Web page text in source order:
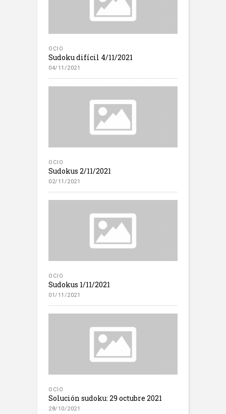
OCIO
Sudoku difícil 4/11/2021
04/11/2021
OCIO
Sudokus 2/11/2021
02/11/2021
OCIO
Sudokus 1/11/2021
01/11/2021
OCIO
Solución sudoku: 29 octubre 2021
28/10/2021